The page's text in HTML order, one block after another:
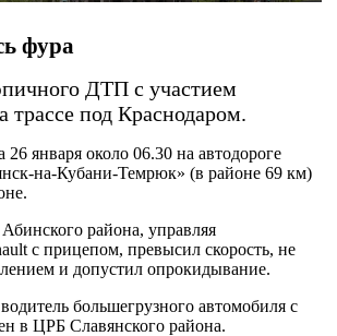
фура
ДТП с участием
трассе под Краснодаром.
января около 06.30 на автодороге
на-Кубани-Темрюк» (в районе 69 км)
района, управляя
с прицепом, превысил скорость, не
и допустил опрокидывание.
большегрузного автомобиля с
в ЦРБ Славянского района.